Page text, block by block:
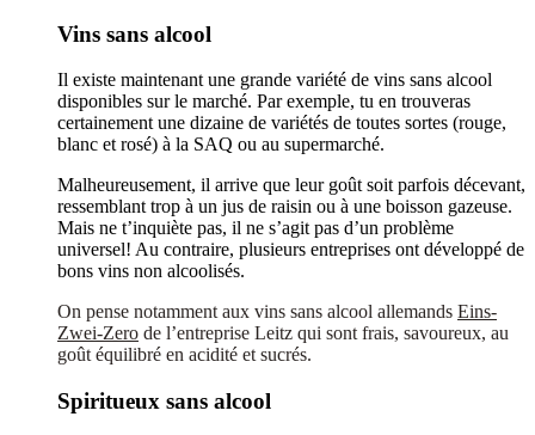
Vins sans alcool
Il existe maintenant une grande variété de vins sans alcool
disponibles sur le marché. Par exemple, tu en trouveras
certainement une dizaine de variétés de toutes sortes (rouge,
blanc et rosé) à la SAQ ou au supermarché.
Malheureusement, il arrive que leur goût soit parfois décevant,
ressemblant trop à un jus de raisin ou à une boisson gazeuse.
Mais ne t’inquiète pas, il ne s’agit pas d’un problème
universel! Au contraire, plusieurs entreprises ont développé de
bons vins non alcoolisés.
On pense notamment aux vins sans alcool allemands Eins-
Zwei-Zero de l’entreprise Leitz qui sont frais, savoureux, au
goût équilibré en acidité et sucrés.
Spiritueux sans alcool